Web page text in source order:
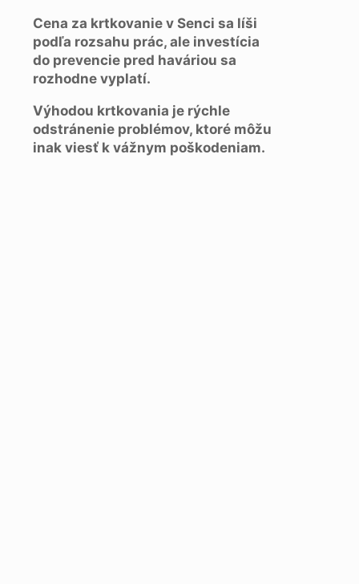
Cena za krtkovanie v Senci sa líši
podľa rozsahu prác, ale investícia
do prevencie pred haváriou sa
rozhodne vyplatí.
Výhodou krtkovania je rýchle
odstránenie problémov, ktoré môžu
inak viesť k vážnym poškodeniam.